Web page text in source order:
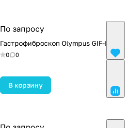
По запросу
Гастрофиброскоп Olympus GIF-E3
0 0
В корзину